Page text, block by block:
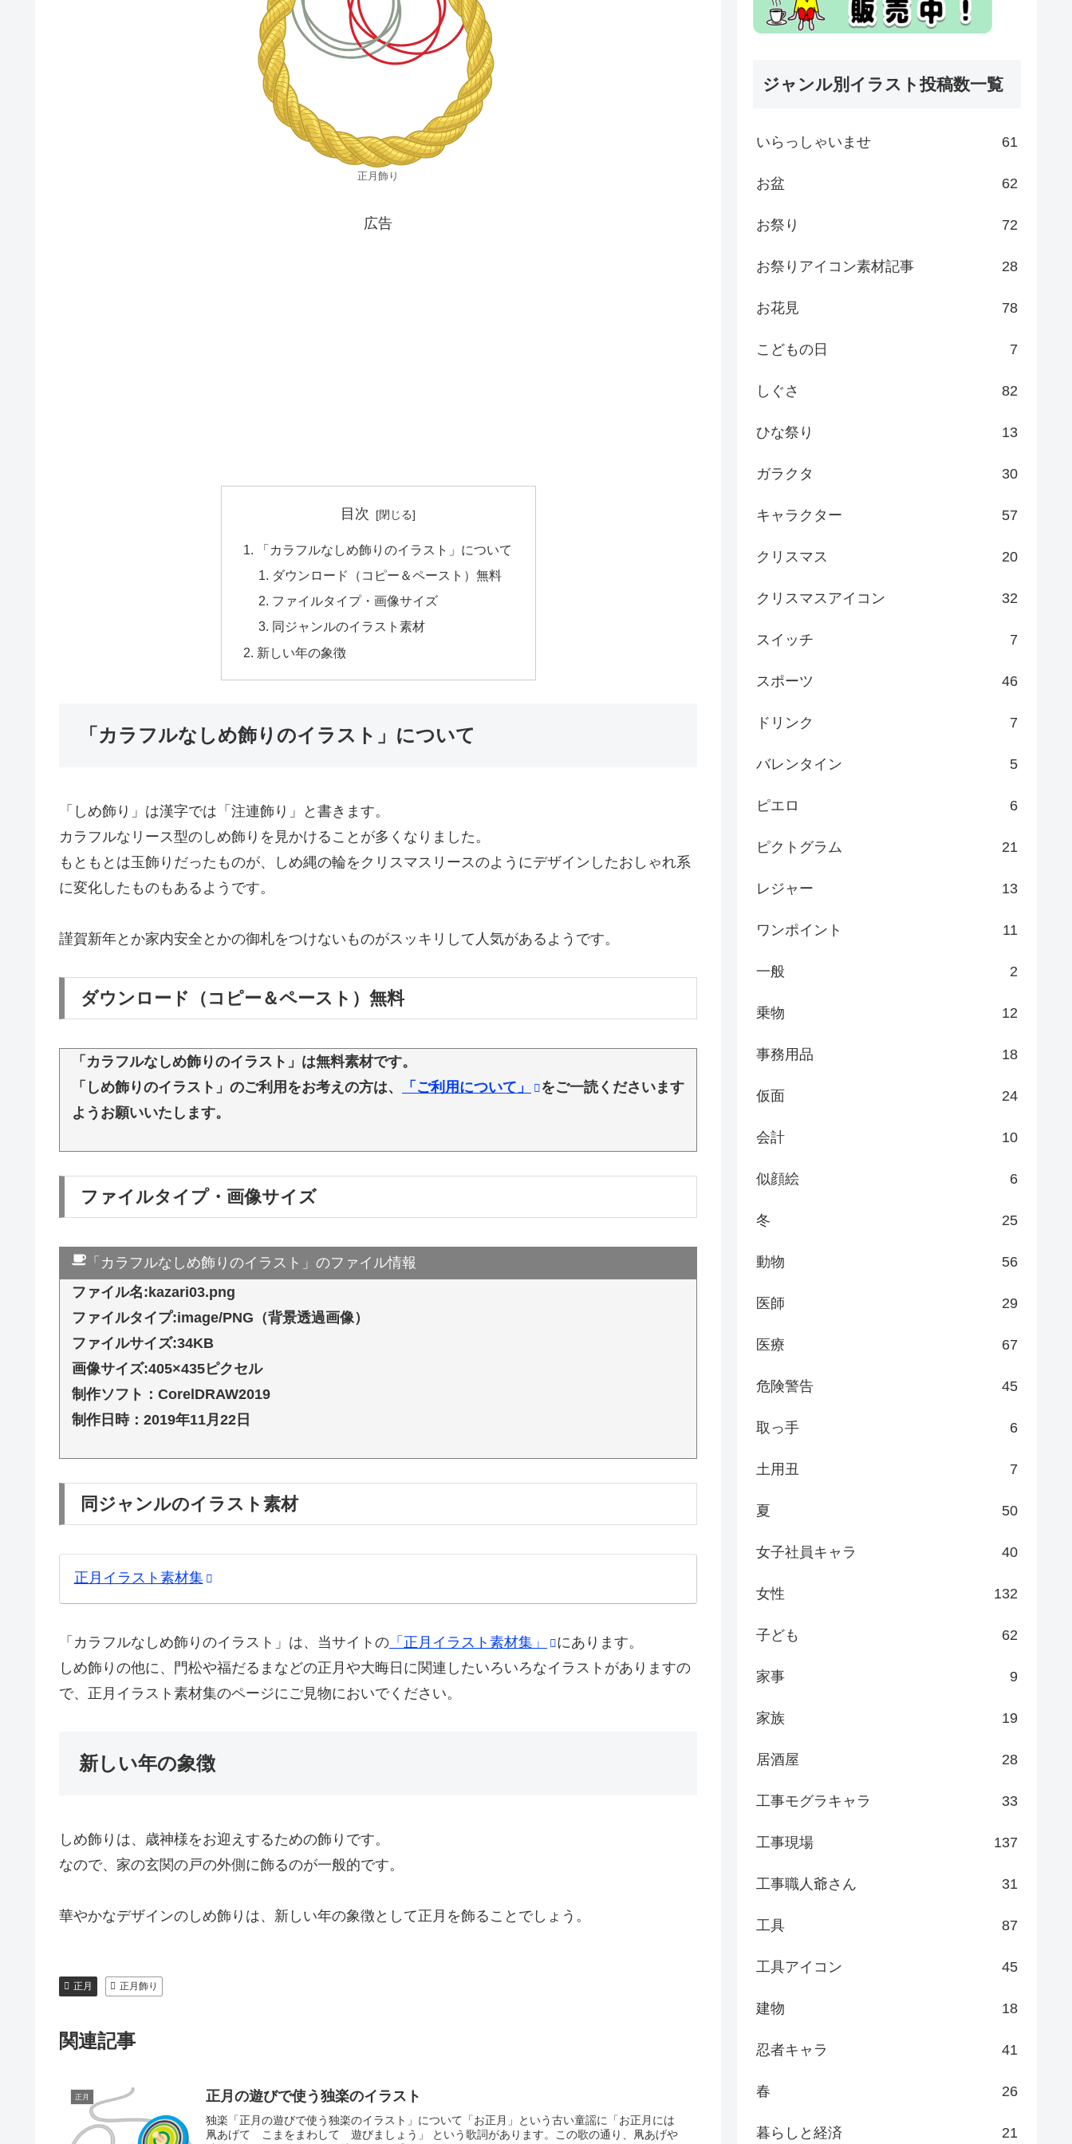
正月飾り
広告
目次
「カラフルなしめ飾りのイラスト」について
ダウンロード（コピー＆ペースト）無料
ファイルタイプ・画像サイズ
同ジャンルのイラスト素材
新しい年の象徴
「カラフルなしめ飾りのイラスト」について
「しめ飾り」は漢字では「注連飾り」と書きます。
カラフルなリース型のしめ飾りを見かけることが多くなりました。
もともとは玉飾りだったものが、しめ縄の輪をクリスマスリースのようにデザインしたおしゃれ系
に変化したものもあるようです。
謹賀新年とか家内安全とかの御札をつけないものがスッキリして人気があるようです。
ダウンロード（コピー＆ペースト）無料
「カラフルなしめ飾りのイラスト」は無料素材です。
「しめ飾りのイラスト」のご利用をお考えの方は、
「ご利用について」
をご一読くださいます
ようお願いいたします。
ファイルタイプ・画像サイズ
「カラフルなしめ飾りのイラスト」のファイル情報
ファイル名:kazari03.png
ファイルタイプ:image/PNG（背景透過画像）
ファイルサイズ:34KB
画像サイズ:405×435ピクセル
制作ソフト：CorelDRAW2019
制作日時：2019年11月22日
同ジャンルのイラスト素材
正月イラスト素材集
「カラフルなしめ飾りのイラスト」は、当サイトの 「正月イラスト素材集」
にあります。
しめ飾りの他に、門松や福だるまなどの正月や大晦日に関連したいろいろなイラストがありますの
で、正月イラスト素材集のページにご見物においでください。
新しい年の象徴
しめ飾りは、歳神様をお迎えするための飾りです。
なので、家の玄関の戸の外側に飾るのが一般的です。
華やかなデザインのしめ飾りは、新しい年の象徴として正月を飾ることでしょう。
正月 正月飾り
関連記事
正月 正月の遊びで使う独楽のイラスト
独楽「正月の遊びで使う独楽のイラスト」について「お正月」という古い童謡に「お正月には
凧あげて こまをまわして 遊びましょう」 という歌詞があります。この歌の通り、凧あげや
ジャンル別イラスト投稿数一覧
いらっしゃいませ 61
お盆 62
お祭り 72
お祭りアイコン素材記事 28
お花見 78
こどもの日 7
しぐさ 82
ひな祭り 13
ガラクタ 30
キャラクター 57
クリスマス 20
クリスマスアイコン 32
スイッチ 7
スポーツ 46
ドリンク 7
バレンタイン 5
ピエロ 6
ピクトグラム 21
レジャー 13
ワンポイント 11
一般 2
乗物 12
事務用品 18
仮面 24
会計 10
似顔絵 6
冬 25
動物 56
医師 29
医療 67
危険警告 45
取っ手 6
土用丑 7
夏 50
女子社員キャラ 40
女性 132
子ども 62
家事 9
家族 19
居酒屋 28
工事モグラキャラ 33
工事現場 137
工事職人爺さん 31
工具 87
工具アイコン 45
建物 18
忍者キャラ 41
春 26
暮らしと経済 21